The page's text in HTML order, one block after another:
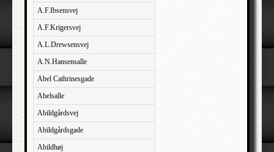
A.F.Ibsensvej
A.F.Krigersvej
A.L.Drewsensvej
A.N.Hansensalle
Abel Cathrinesgade
Abelsalle
Abildgårdsvej
Abildgårdsgade
Abildhøj